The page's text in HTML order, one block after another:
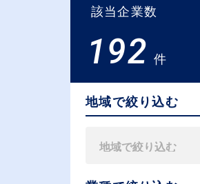
該当企業数
192 件
地域で絞り込む